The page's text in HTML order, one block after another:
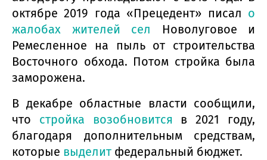
октябре 2019 года «Прецедент» писал о
жалобах жителей сел Новолуговое и
Ремесленное на пыль от строительства
Восточного обхода. Потом стройка была
заморожена.
В декабре областные власти сообщили,
что стройка возобновится в 2021 году,
благодаря дополнительным средствам,
которые выделит федеральный бюджет.